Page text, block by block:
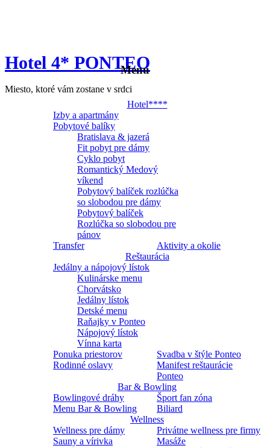
Hotel 4* PONTEO
Miesto, ktoré vám zostane v srdci
Menu
Hotel****
Izby a apartmány
Pobytové balíky
Bratislava & jazerá
Fit pobyt pre dámy
Cyklo pobyt
Romantický Medový
víkend
Pobytový balíček rozlúčka
so slobodou pre dámy
Pobytový balíček
Rozlúčka so slobodou pre
pánov
Transfer
Aktivity a okolie
Reštaurácia
Jedálny a nápojový lístok
Kulinárske menu
Chorvátsko
Jedálny lístok
Detské menu
Raňajky v Ponteo
Nápojový lístok
Vínna karta
Ponuka priestorov
Svadba v štýle Ponteo
Rodinné oslavy
Manifest reštaurácie
Ponteo
Bar & Bowling
Bowlingové dráhy
Šport fan zóna
Menu Bar & Bowling
Biliard
Wellness
Wellness pre dámy
Privátne wellness pre firmy
Sauny a vírivka
Masáže